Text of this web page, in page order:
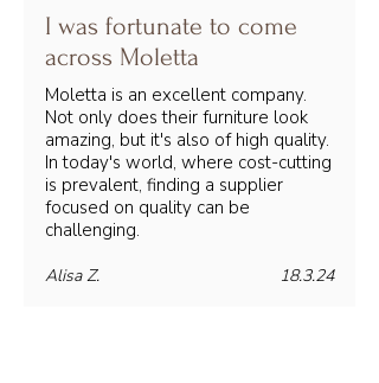
I was fortunate to come
across Moletta
Moletta is an excellent company.
Not only does their furniture look
amazing, but it's also of high quality.
In today's world, where cost-cutting
is prevalent, finding a supplier
focused on quality can be
challenging.
18.3.24
Alisa Z.